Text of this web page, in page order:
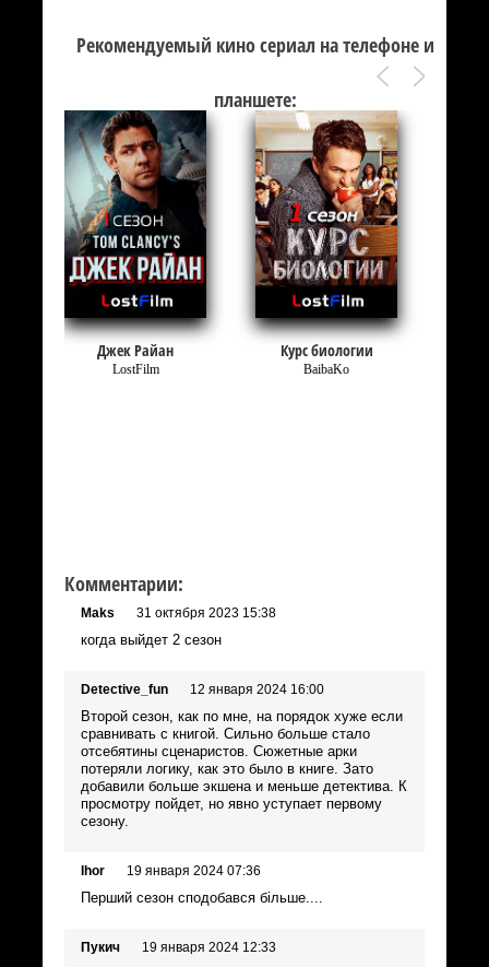
Рекомендуемый кино сериал на телефоне и
планшете:
Джек Райан
LostFilm
Курс биологии
BaibaKo
Комментарии:
Maks 31 октября 2023 15:38
когда выйдет 2 сезон
Detective_fun 12 января 2024 16:00
Второй сезон, как по мне, на порядок хуже если
сравнивать с книгой. Сильно больше стало
отсебятины сценаристов. Сюжетные арки
потеряли логику, как это было в книге. Зато
добавили больше экшена и меньше детектива. К
просмотру пойдет, но явно уступает первому
сезону.
Ihor 19 января 2024 07:36
Перший сезон сподобався більше....
Пукич 19 января 2024 12:33